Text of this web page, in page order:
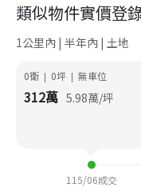
類似物件實價登
1公里內 | 半年內 | 土地
0衛 | 0坪 | 無車位
312萬 5.98萬/坪
115/06成交